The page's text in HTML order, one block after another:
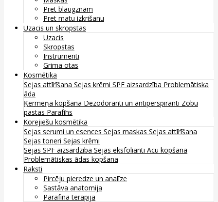
Pret blaugznām
Pret matu izkrišanu
Uzacis un skropstas
Uzacis
Skropstas
Instrumenti
Grima otas
Kosmētika
Sejas attīrīšana Sejas krēmi SPF aizsardzība Problemātiska
āda
Ķermeņa kopšana Dezodoranti un antiperspiranti Zobu
pastas Parafīns
Korejiešu kosmētika
Sejas serumi un esences Sejas maskas Sejas attīrīšana
Sejas toneri Sejas krēmi
Sejas SPF aizsardzība Sejas eksfolianti Acu kopšana
Problemātiskas ādas kopšana
Raksti
Pircēju pieredze un analīze
Sastāva anatomija
Parafīna terapija